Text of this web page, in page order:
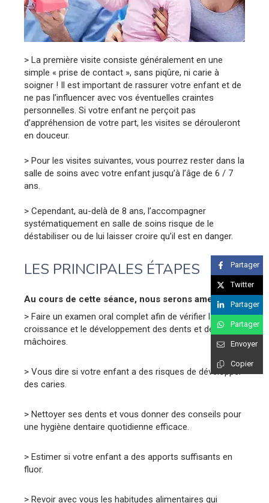
> La première visite consiste généralement en une
simple « prise de contact », sans piqûre, ni carie à
soigner ! Il est important de rassurer votre enfant et de
ne pas l’influencer avec vos éventuelles craintes
personnelles. Si votre enfant ne perçoit pas
d’appréhension de votre part, les visites se dérouleront
en douceur.
> Pour les visites suivantes, vous pourrez rester dans la
salle de soins avec votre enfant jusqu’à l’âge de 6 / 7
ans.
> Cependant, au-delà de 8 ans, l’accompagner
systématiquement en salle de soins risque de le
déstabiliser ou de lui laisser croire qu’il est en danger.
LES PRINCIPALES ÉTAPES
Au cours de cette séance, nous serons amenés à :
> Faire un examen oral complet afin de vérifier la
croissance et le développement des dents et des
mâchoires.
> Vous dire si votre enfant a des risques de développer
des caries.
> Nettoyer ses dents et vous donner des conseils pour
une hygiène dentaire quotidienne efficace.
> Estimer si votre enfant a des apports suffisants en
fluor.
> Revoir avec vous les habitudes alimentaires qui
Partager
Twitter
Partager
Partager
Envoyer
Copier